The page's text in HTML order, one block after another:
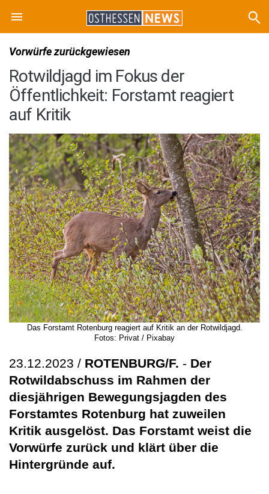
Vorwürfe zurückgewiesen
Rotwildjagd im Fokus der
Öffentlichkeit: Forstamt reagiert
auf Kritik
Das Forstamt Rotenburg reagiert auf Kritik an der Rotwildjagd.
Fotos: Privat / Pixabay
23.12.2023 / ROTENBURG/F. - Der
Rotwildabschuss im Rahmen der
diesjährigen Bewegungsjagden des
Forstamtes Rotenburg hat zuweilen
Kritik ausgelöst. Das Forstamt weist die
Vorwürfe zurück und klärt über die
Hintergründe auf.